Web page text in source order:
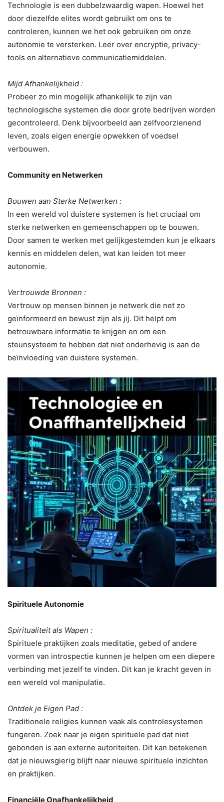
Technologie is een dubbelzwaardig wapen. Hoewel het
door diezelfde elites wordt gebruikt om ons te
controleren, kunnen we het ook gebruiken om onze
autonomie te versterken. Leer over encryptie, privacy-
tools en alternatieve communicatiemiddelen.
Mijd Afhankelijkheid :
Probeer zo min mogelijk afhankelijk te zijn van
technologische systemen die door grote bedrijven worden
gecontroleerd. Denk bijvoorbeeld aan zelfvoorzienend
leven, zoals eigen energie opwekken of voedsel
verbouwen.
Community en Netwerken
Bouwen aan Sterke Netwerken :
In een wereld vol duistere systemen is het cruciaal om
sterke netwerken en gemeenschappen op te bouwen.
Door samen te werken met gelijkgestemden kun je elkaars
kennis en middelen delen, wat kan leiden tot meer
autonomie.
Vertrouwde Bronnen :
Vertrouw op mensen binnen je netwerk die net zo
geïnformeerd en bewust zijn als jij. Dit helpt om
betrouwbare informatie te krijgen en om een
steunsysteem te hebben dat niet onderhevig is aan de
beïnvloeding van duistere systemen.
Spirituele Autonomie
Spiritualiteit als Wapen :
Spirituele praktijken zoals meditatie, gebed of andere
vormen van introspectie kunnen je helpen om een diepere
verbinding met jezelf te vinden. Dit kan je kracht geven in
een wereld vol manipulatie.
Ontdek je Eigen Pad :
Traditionele religies kunnen vaak als controlesystemen
fungeren. Zoek naar je eigen spirituele pad dat niet
gebonden is aan externe autoriteiten. Dit kan betekenen
dat je nieuwsgierig blijft naar nieuwe spirituele inzichten
en praktijken.
Financiële Onafhankelijkheid